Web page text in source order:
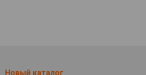
Новый каталог